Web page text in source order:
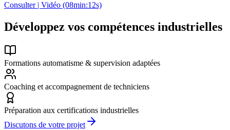
Consulter | Vidéo (08min:12s)
Développez vos compétences industrielles
Formations automatisme & supervision adaptées
Coaching et accompagnement de techniciens
Préparation aux certifications industrielles
Discutons de votre projet